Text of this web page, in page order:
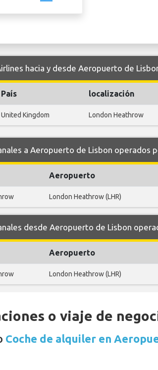
hacia y desde Aeropuerto de
País localización
United Kingdom London Heathrow
a Aeropuerto de Lisbon operados
Aeropuerto
London Heathrow (LHR)
desde Aeropuerto de Lisbon
Aeropuerto
London Heathrow (LHR)
o viaje de
Coche de alquiler en